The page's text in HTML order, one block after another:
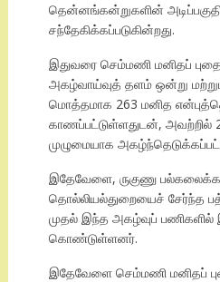
தென்னங்கன்றுகளின்
சந்தேகிக்கப்படுகின்றது.
இதுவரை செம்மணி மனிதப்
அகழ்வாய்வுத் தளம் ஒன்று
மொத்தமாக 263 மனித
காணப்பட்டுள்ளதுடன், அவற்றில்
முழுமையாக
இதேவேளை, ருகுணு
தொல்லியல்துறையைச் சேர்ந்த
முதல் இந்த அகழ்வுப்
கொண்டுள்ளனர்.
இதேவேளை செம்மணி மனிதப்